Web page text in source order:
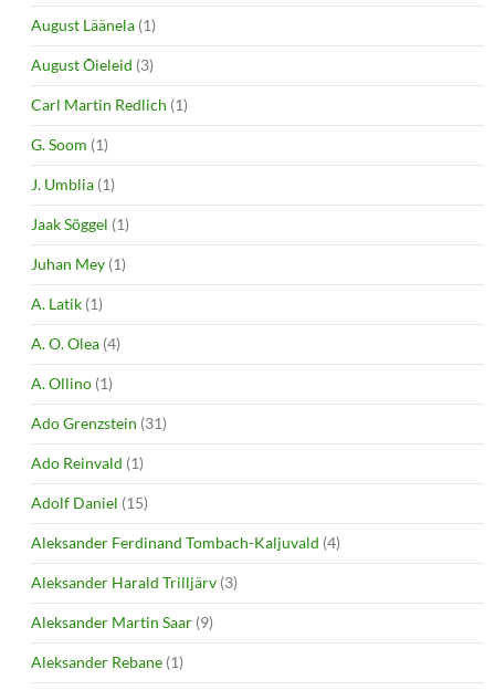
August Läänela (1)
August Õieleid (3)
Carl Martin Redlich (1)
G. Soom (1)
J. Umblia (1)
Jaak Sõggel (1)
Juhan Mey (1)
A. Latik (1)
A. O. Olea (4)
A. Ollino (1)
Ado Grenzstein (31)
Ado Reinvald (1)
Adolf Daniel (15)
Aleksander Ferdinand Tombach-Kaljuvald (4)
Aleksander Harald Trilljärv (3)
Aleksander Martin Saar (9)
Aleksander Rebane (1)